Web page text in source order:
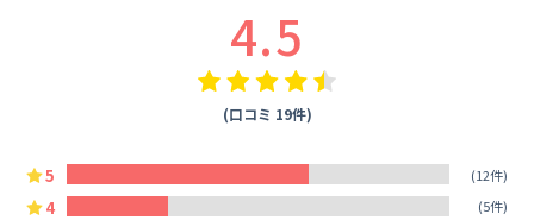
4.5
(口コミ 19件)
5 (12件)
4 (5件)